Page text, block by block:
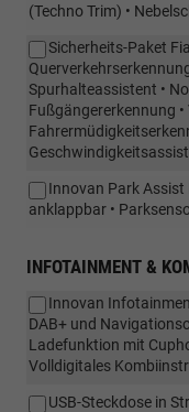
(Techno Trim) •
Sicherheits-Paket
Spurhalteassistent •
Fußgängererkennung
Innovan Park Assist
anklappbar •
INFOTAINMENT &
Innovan
DAB+ und
Ladefunktion mit
Volldigitales
USB-Steckdose in